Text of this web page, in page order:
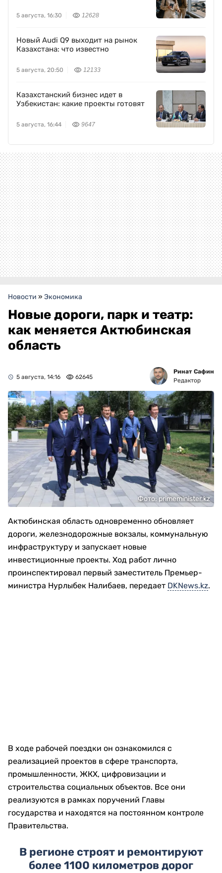
5 августа, 16:30 12628
Новый Audi Q9 выходит на рынок
Казахстана: что известно
5 августа, 20:50 12133
Казахстанский бизнес идет в
Узбекистан: какие проекты готовят
5 августа, 16:44 9647
Новости » Экономика
Новые дороги, парк и театр:
как меняется Актюбинская
область
5 августа, 14:16 62645
Ринат Сафин
Редактор
Фото: primeminister.kz
Актюбинская область одновременно обновляет
дороги, железнодорожные вокзалы, коммунальную
инфраструктуру и запускает новые
инвестиционные проекты. Ход работ лично
проинспектировал первый заместитель Премьер-
министра Нурлыбек Налибаев, передает DKNews.kz.
В ходе рабочей поездки он ознакомился с
реализацией проектов в сфере транспорта,
промышленности, ЖКХ, цифровизации и
строительства социальных объектов. Все они
реализуются в рамках поручений Главы
государства и находятся на постоянном контроле
Правительства.
В регионе строят и ремонтируют
более 1100 километров дорог